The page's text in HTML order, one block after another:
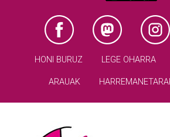
HONI BURUZ LEGE OHARRA
ARAUAK